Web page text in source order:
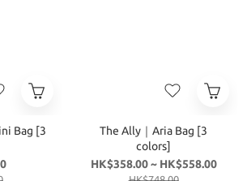
Bag [3
The Ally｜Aria Bag [3
colors]
HK$358.00 ~ HK$558.00